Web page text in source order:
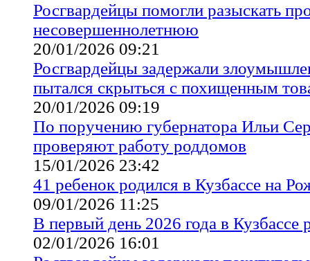
Росгвардейцы помогли разыскать
несовершеннолетнюю
20/01/2026 09:21
Росгвардейцы задержали
пытался скрыться с похищенным
20/01/2026 09:19
По поручению губернатора Ильи
проверяют работу роддомов
15/01/2026 23:42
41 ребенок родился в Кузбассе на
09/01/2026 11:25
В первый день 2026 года в
02/01/2026 16:01